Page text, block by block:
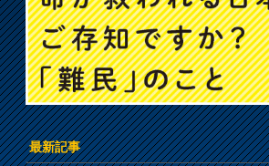
最新記事